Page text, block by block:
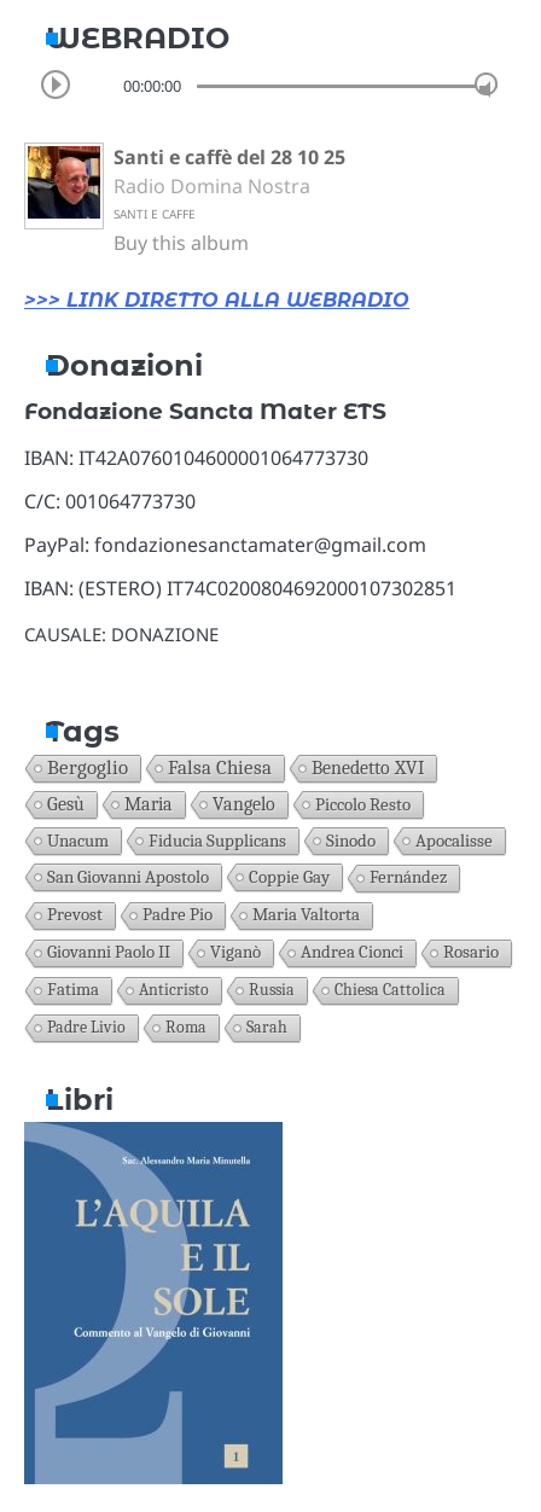
WEBRADIO
00:00:00
Santi e caffè del 28 10 25
Radio Domina Nostra
SANTI E CAFFE
Buy this album
>>> LINK DIRETTO ALLA WEBRADIO
Donazioni
Fondazione Sancta Mater ETS
IBAN: IT42A0760104600001064773730
C/C: 001064773730
PayPal: fondazionesanctamater@gmail.com
IBAN: (ESTERO) IT74C0200804692000107302851
CAUSALE: DONAZIONE
Tags
Bergoglio Falsa Chiesa Benedetto XVI
Gesù Maria Vangelo
Piccolo Resto
Unacum
Fiducia Supplicans Sinodo
Apocalisse
San Giovanni Apostolo
Coppie Gay
Fernández
Prevost
Padre Pio
Maria Valtorta
Giovanni Paolo II
Viganò Andrea Cionci
Rosario
Fatima
Anticristo Russia
Chiesa Cattolica
Padre Livio
Roma Sarah
Libri